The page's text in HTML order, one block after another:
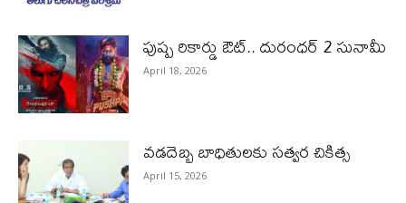
పుష్ప రికార్డు ఔట్‌.. దురంధ‌ర్ 2 సునామీ
April 18, 2026
వడదెబ్బ బాధితులకు సత్వర చికిత్స
April 15, 2026